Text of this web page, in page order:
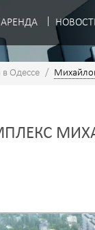
АРЕНДА
Одессе /